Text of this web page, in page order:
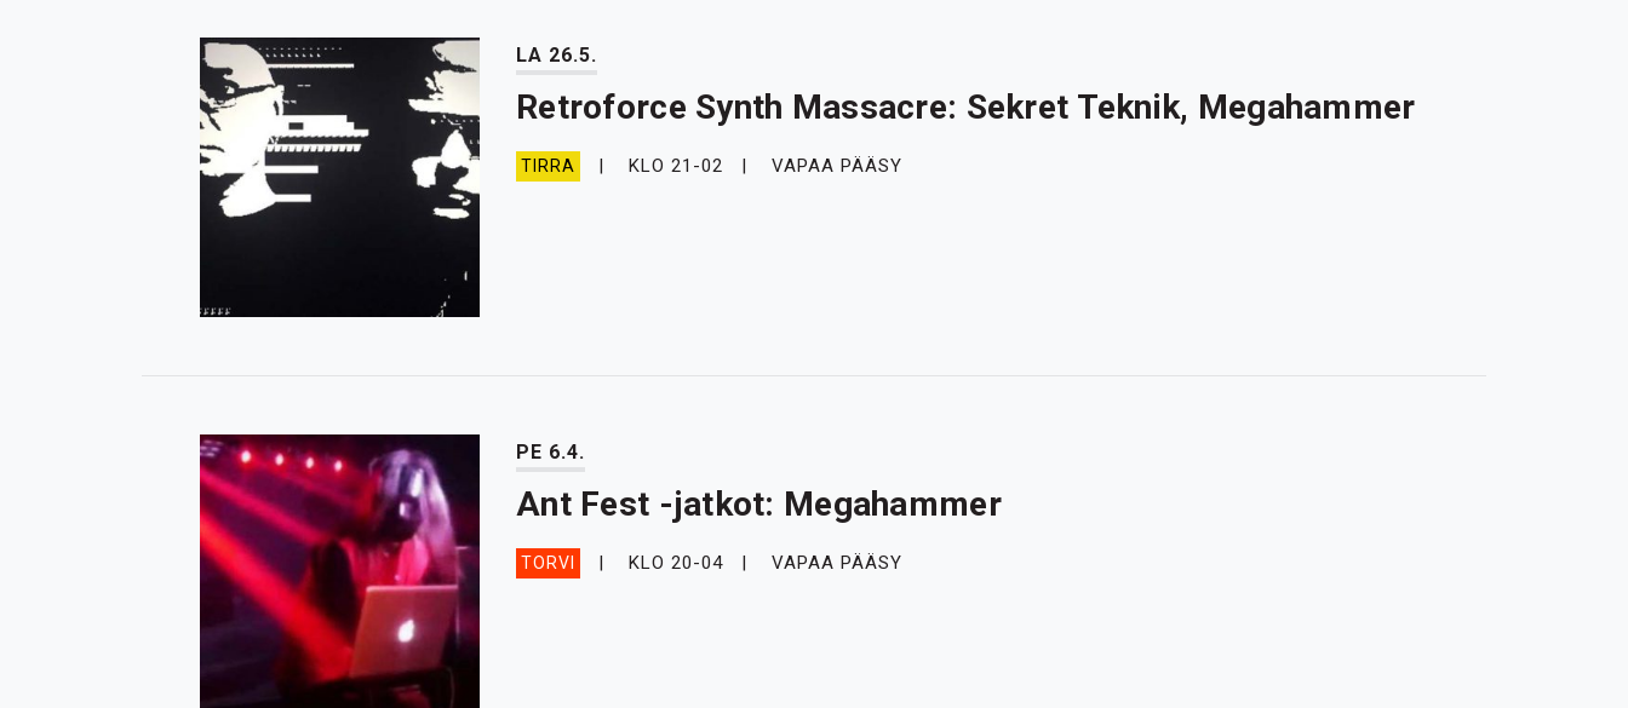
LA 26.5.
Retroforce Synth Massacre: Sekret Teknik, Megahammer
TIRRA KLO 21-02 VAPAA PÄÄSY
PE 6.4.
Ant Fest -jatkot: Megahammer
TORVI KLO 20-04 VAPAA PÄÄSY